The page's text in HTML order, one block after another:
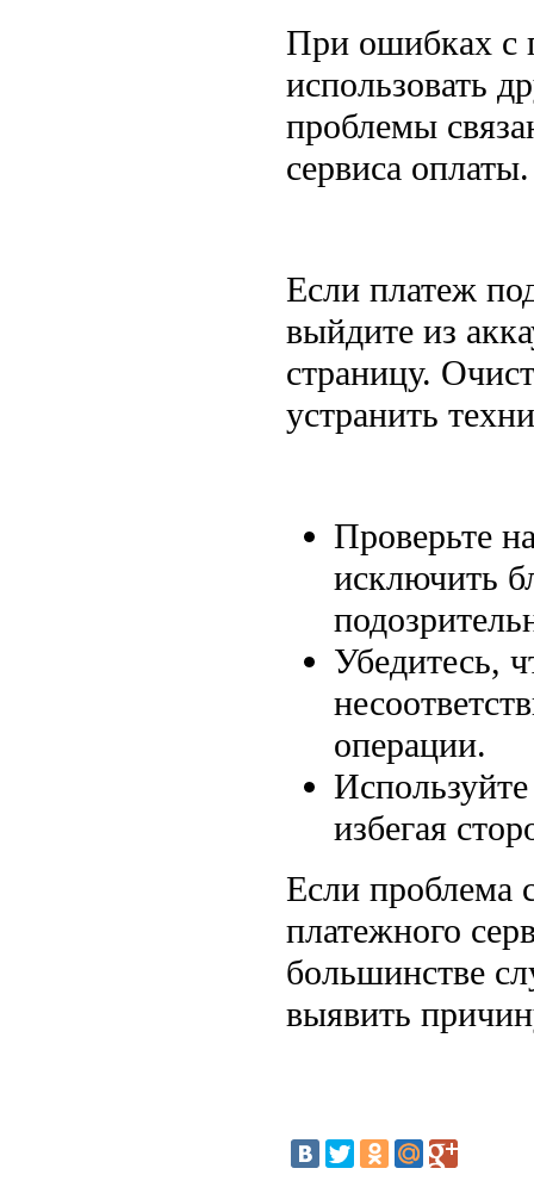
При ошибках с
использовать
проблемы
сервиса оплаты.
Если платеж
выйдите из
страницу.
устранить
Проверьте
исключить
Убедитесь,
операции.
избегая
Если проблема
платежного
большинстве
выявить